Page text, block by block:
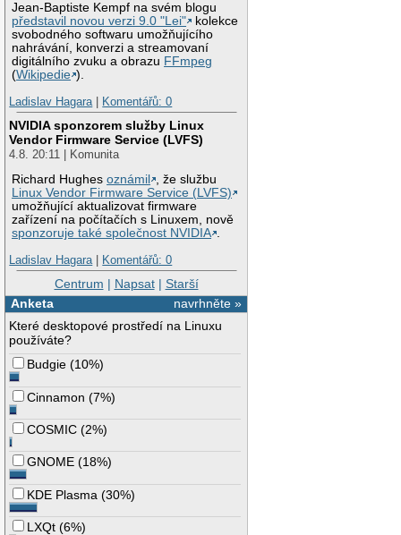
Jean-Baptiste Kempf na svém blogu
představil novou verzi 9.0 "Lei"
kolekce
svobodného softwaru umožňujícího
nahrávání, konverzi a streamovaní
digitálního zvuku a obrazu FFmpeg
(Wikipedie ).
Ladislav Hagara| Komentářů: 0
NVIDIA sponzorem služby Linux
Vendor Firmware Service (LVFS)
4.8. 20:11 | Komunita
Richard Hughesoznámil
, že službu
Linux Vendor Firmware Service (LVFS)
umožňující aktualizovat firmware
zařízení na počítačích s Linuxem, nově
sponzoruje také společnost NVIDIA .
Ladislav Hagara| Komentářů: 0
Centrum | Napsat| Starší
navrhněte »
Anketa
Které desktopové prostředí na Linuxu
používáte?
Budgie (10%)
Cinnamon (7%)
COSMIC (2%)
GNOME (18%)
KDE Plasma (30%)
LXQt (6%)